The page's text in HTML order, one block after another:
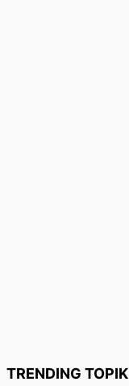
TRENDING TOPIK